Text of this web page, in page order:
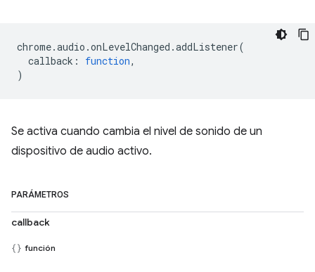
chrome.audio .onLevelChanged .addListener(
callback : function,
)
Se activa cuando cambia el nivel de sonido de un
dispositivo de audio activo.
PARÁMETROS
callback
función